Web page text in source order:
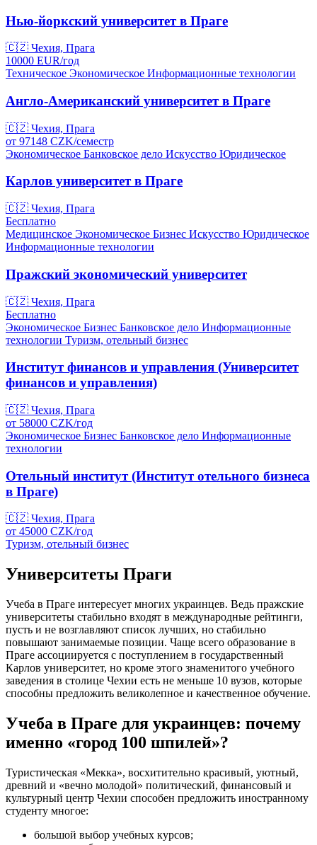
Нью-йоркский университет в Праге
🇨🇿 Чехия, Прага
10000 EUR/год
Техническое Экономическое Информационные технологии
Англо-Американский университет в Праге
🇨🇿 Чехия, Прага
от 97148 CZK/семестр
Экономическое Банковское дело Искусство Юридическое
Карлов университет в Праге
🇨🇿 Чехия, Прага
Бесплатно
Медицинское Экономическое Бизнес Искусство Юридическое
Информационные технологии
Пражский экономический университет
🇨🇿 Чехия, Прага
Бесплатно
Экономическое Бизнес Банковское дело Информационные
технологии Туризм, отельный бизнес
Институт финансов и управления (Университет
финансов и управления)
🇨🇿 Чехия, Прага
от 58000 CZK/год
Экономическое Бизнес Банковское дело Информационные
технологии
Отельный институт (Институт отельного бизнеса
в Праге)
🇨🇿 Чехия, Прага
от 45000 CZK/год
Туризм, отельный бизнес
Университеты Праги
Учеба в Праге интересует многих украинцев. Ведь пражские
университеты стабильно входят в международные рейтинги,
пусть и не возглавляют список лучших, но стабильно
повышают занимаемые позиции. Чаще всего образование в
Праге ассоциируется с поступлением в государственный
Карлов университет, но кроме этого знаменитого учебного
заведения в столице Чехии есть не меньше 10 вузов, которые
способны предложить великолепное и качественное обучение.
Учеба в Праге для украинцев: почему
именно «город 100 шпилей»?
Туристическая «Мекка», восхитительно красивый, уютный,
древний и «вечно молодой» политический, финансовый и
культурный центр Чехии способен предложить иностранному
студенту многое:
большой выбор учебных курсов;